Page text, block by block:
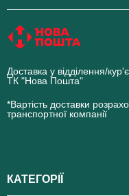
Доставка у відділення/
ТК "Нова Пошта"
*Вартість доставки
транспортної компанії
КАТЕГОРІЇ